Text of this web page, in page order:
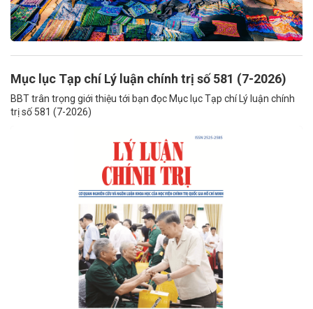
Mục lục Tạp chí Lý luận chính trị số 581 (7-2026)
BBT trân trọng giới thiệu tới bạn đọc Mục lục Tạp chí Lý luận chính
trị số 581 (7-2026)